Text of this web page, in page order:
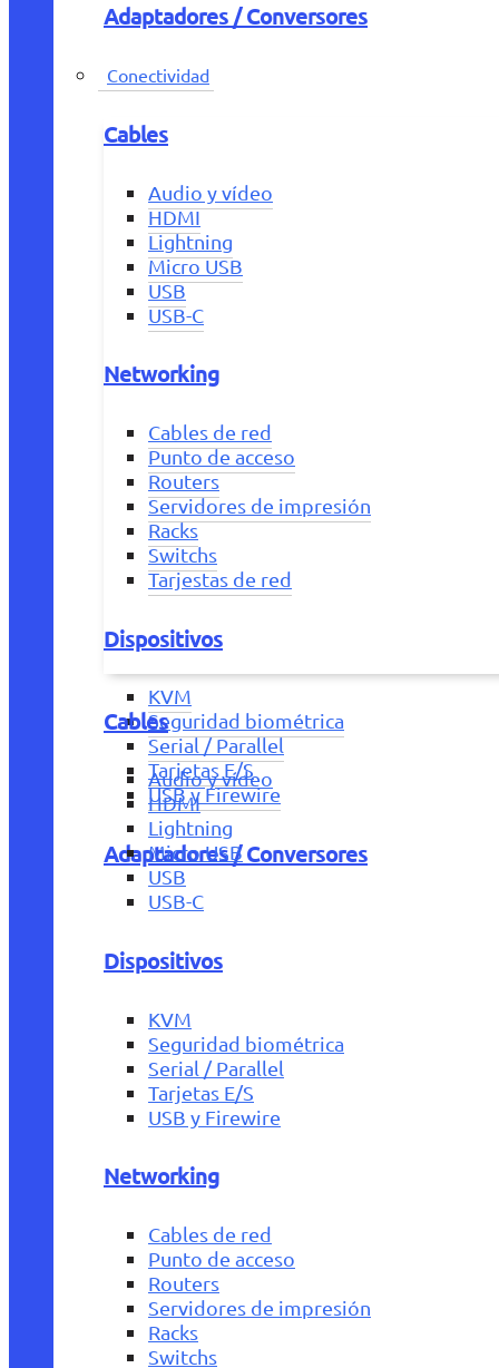
Adaptadores / Conversores
Conectividad
Cables
Audio y vídeo
HDMI
Lightning
Micro USB
USB
USB-C
Networking
Cables de red
Punto de acceso
Routers
Servidores de impresión
Racks
Switchs
Tarjestas de red
Dispositivos
KVM
Seguridad biométrica
Serial / Parallel
Tarjetas E/S
USB y Firewire
Adaptadores / Conversores
Cables
Audio y vídeo
HDMI
Lightning
Micro USB
USB
USB-C
Dispositivos
KVM
Seguridad biométrica
Serial / Parallel
Tarjetas E/S
USB y Firewire
Networking
Cables de red
Punto de acceso
Routers
Servidores de impresión
Racks
Switchs